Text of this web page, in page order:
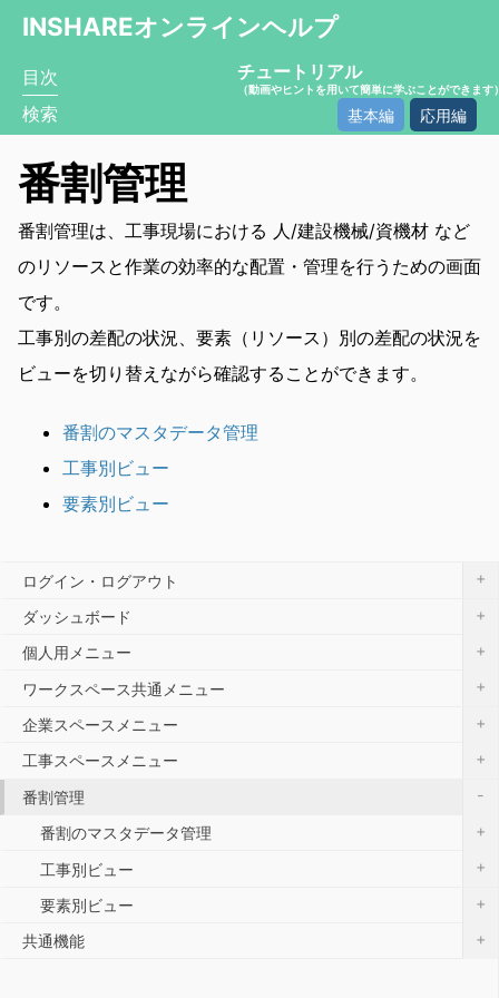
INSHAREオンラインヘルプ
目次
検索
チュートリアル
（動画やヒントを用いて簡単に学ぶことができます
基本編 応用編
番割管理
番割管理は、工事現場における 人/建設機械/資機材 など
のリソースと作業の効率的な配置・管理を行うための画面
です。
工事別の差配の状況、要素（リソース）別の差配の状況を
ビューを切り替えながら確認することができます。
番割のマスタデータ管理
工事別ビュー
要素別ビュー
ログイン・ログアウト +
ダッシュボード +
個人用メニュー +
ワークスペース共通メニュー +
企業スペースメニュー +
工事スペースメニュー +
番割管理 -
番割のマスタデータ管理 +
工事別ビュー +
要素別ビュー +
共通機能 +